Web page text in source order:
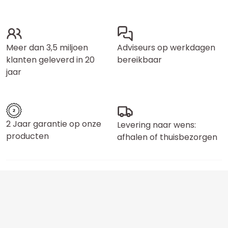
Meer dan 3,5 miljoen
klanten geleverd in 20
jaar
Adviseurs op werkdagen
bereikbaar
2 Jaar garantie op onze
producten
Levering naar wens:
afhalen of thuisbezorgen